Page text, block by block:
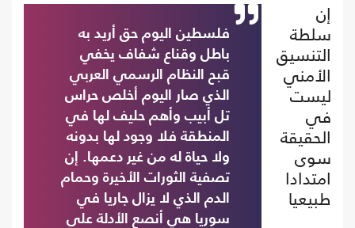
فلسطين اليوم حق أريد به
باطل وقناع شفاف يخفي
قبح النظام الرسمي العربي
الذي صار اليوم أخلص حراس
تل أبيب وأهم حليف لها في
المنطقة فلا وجود لها بدونه
ولا حياة له من غير دعمها. إن
تصفية الثورات الأخيرة وحمام
الدم الذي لا يزال جاريا في
سوريا هي أنصع الأدلة على
إن
سلطة
التنسيق
الأمني
ليست
في
الحقيقة
سوى
امتدادا
طبيعيا